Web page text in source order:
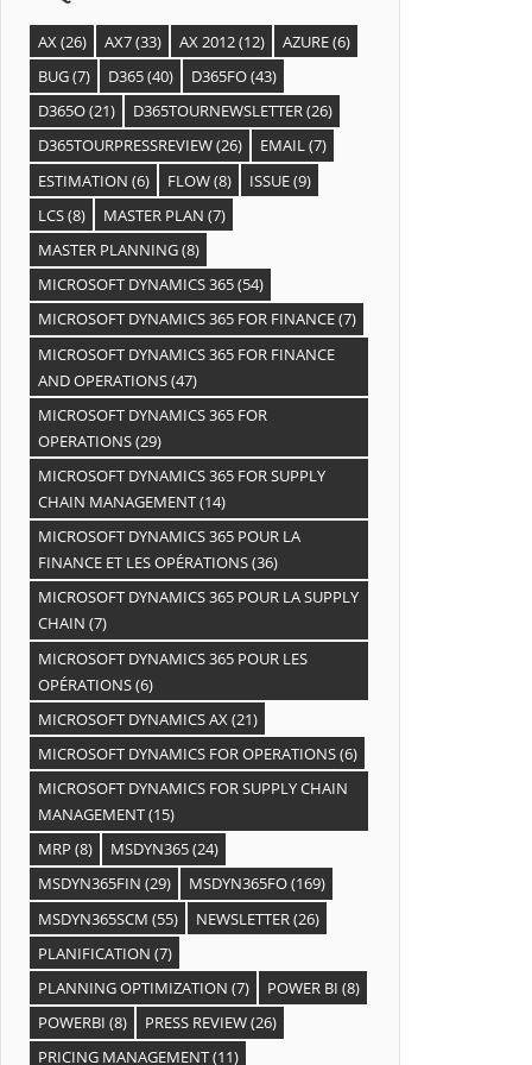
AX(26) AX7(33) AX 2012(12) AZURE(6)
BUG(7) D365(40) D365FO(43)
D365O(21) D365TOURNEWSLETTER(26)
D365TOURPRESSREVIEW(26) EMAIL(7)
ESTIMATION (6) FLOW(8) ISSUE(9)
LCS(8) MASTER PLAN (7)
MASTER PLANNING(8)
MICROSOFT DYNAMICS 365(54)
MICROSOFT DYNAMICS 365 FOR FINANCE(7)
MICROSOFT DYNAMICS 365 FOR FINANCE
AND OPERATIONS(47)
MICROSOFT DYNAMICS 365 FOR
OPERATIONS(29)
MICROSOFT DYNAMICS 365 FOR SUPPLY
CHAIN MANAGEMENT(14)
MICROSOFT DYNAMICS 365 POUR LA
FINANCE ET LES OPÉRATIONS(36)
MICROSOFT DYNAMICS 365 POUR LA SUPPLY
CHAIN (7)
MICROSOFT DYNAMICS 365 POUR LES
OPÉRATIONS(6)
MICROSOFT DYNAMICS AX(21)
MICROSOFT DYNAMICS FOR OPERATIONS(6)
MICROSOFT DYNAMICS FOR SUPPLY CHAIN
MANAGEMENT(15)
MRP (8) MSDYN365(24)
MSDYN365FIN (29) MSDYN365FO(169)
MSDYN365SCM (55) NEWSLETTER(26)
PLANIFICATION (7)
PLANNING OPTIMIZATION (7) POWER BI (8)
POWERBI (8) PRESS REVIEW(26)
PRICING MANAGEMENT(11)